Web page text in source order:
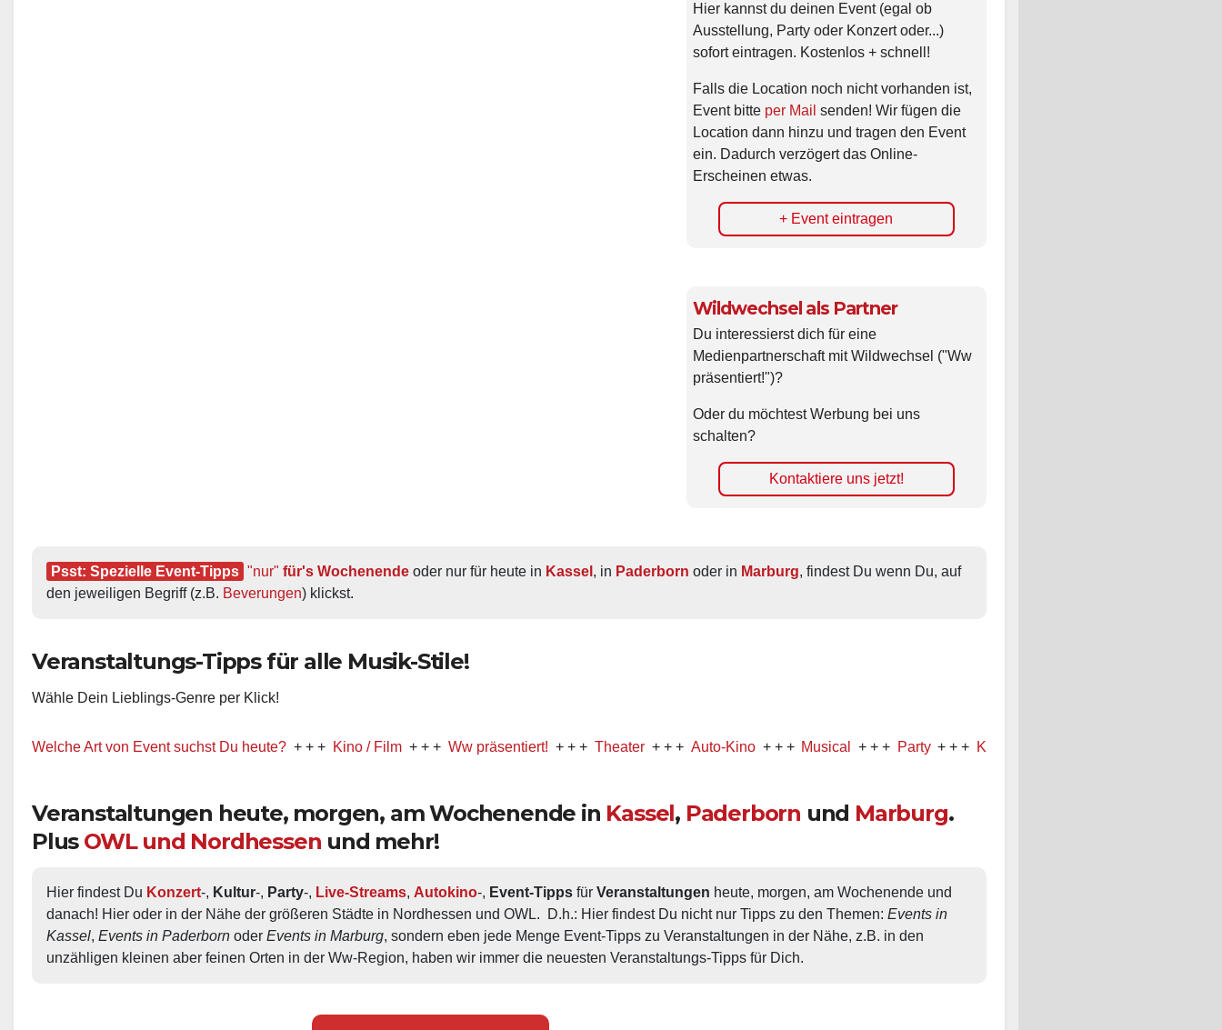
Hier kannst du deinen Event (egal ob
Ausstellung, Party oder Konzert oder...)
sofort eintragen. Kostenlos + schnell!
Falls die Location noch nicht vorhanden ist,
Event bitte per Mail senden! Wir fügen die
Location dann hinzu und tragen den Event
ein. Dadurch verzögert das Online-
Erscheinen etwas.
+ Event eintragen
Wildwechsel als Partner
Du interessierst dich für eine
Medienpartnerschaft mit Wildwechsel ("Ww
präsentiert!")?
Oder du möchtest Werbung bei uns
schalten?
Kontaktiere uns jetzt!
Psst: Spezielle Event-Tipps "nur" für's Wochenende oder nur für heute in Kassel , in Paderborn oder in Marburg, findest Du wenn Du, auf
den jeweiligen Begriff (z.B. Beverungen) klickst.
Veranstaltungs-Tipps für alle Musik-Stile!
Wähle Dein Lieblings-Genre per Klick!
Art von Event suchst Du heute? + + + Kino / Film + + + Ww präsentiert! + + + Theater + + + Auto-Kino + + + Musical + + + Party + + + Konzert + + +
Veranstaltungen heute, morgen, am Wochenende in Kassel, Paderborn und Marburg.
Plus OWL und Nordhessen und mehr!
Hier findest Du Konzert-, Kultur-, Party-, Live-Streams, Autokino-, Event-Tipps für Veranstaltungen heute, morgen, am Wochenende und
danach! Hier oder in der Nähe der größeren Städte in Nordhessen und OWL.  D.h.: Hier findest Du nicht nur Tipps zu den Themen: Events in
Kassel, Events in Paderborn oder Events in Marburg, sondern eben jede Menge Event-Tipps zu Veranstaltungen in der Nähe, z.B. in den
unzähligen kleinen aber feinen Orten in der Ww-Region, haben wir immer die neuesten Veranstaltungs-Tipps für Dich.